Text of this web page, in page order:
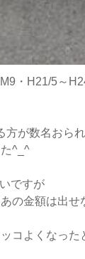
・H21/5～
方が数名おら
^_^
ですが
の金額は出せ
コよくなった